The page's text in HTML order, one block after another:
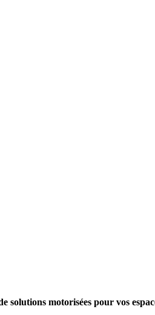
solutions motorisées pour vos